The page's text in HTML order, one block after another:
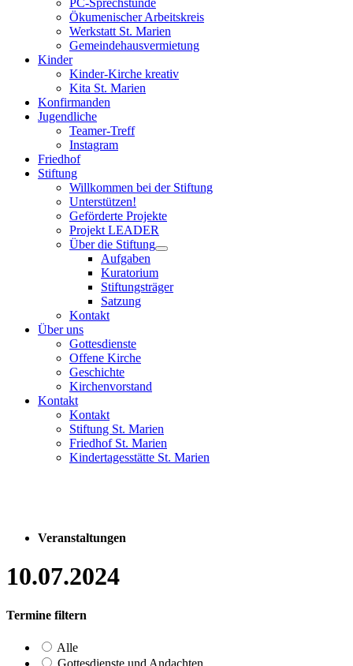
PC-Sprechstunde
Ökumenischer Arbeitskreis
Werkstatt St. Marien
Gemeindehausvermietung
Kinder
Kinder-Kirche kreativ
Kita St. Marien
Konfirmanden
Jugendliche
Teamer-Treff
Instagram
Friedhof
Stiftung
Willkommen bei der Stiftung
Unterstützen!
Geförderte Projekte
Projekt LEADER
Über die Stiftung
Aufgaben
Kuratorium
Stiftungsträger
Satzung
Kontakt
Über uns
Gottesdienste
Offene Kirche
Geschichte
Kirchenvorstand
Kontakt
Kontakt
Stiftung St. Marien
Friedhof St. Marien
Kindertagesstätte St. Marien
Veranstaltungen
10.07.2024
Termine filtern
Alle